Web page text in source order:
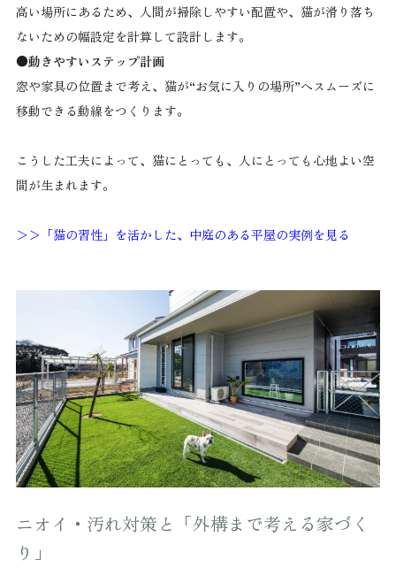
高い場所にあるため、人間が掃除しやすい配置や、猫が滑り落ち
ないための幅設定を計算して設計します。
●動きやすいステップ計画
窓や家具の位置まで考え、猫が“お気に入りの場所”へスムーズに
移動できる動線をつくります。
こうした工夫によって、猫にとっても、人にとっても心地よい空
間が生まれます。
＞＞「猫の習性」を活かした、中庭のある平屋の実例を見る
ニオイ・汚れ対策と「外構まで考える家づく
り」